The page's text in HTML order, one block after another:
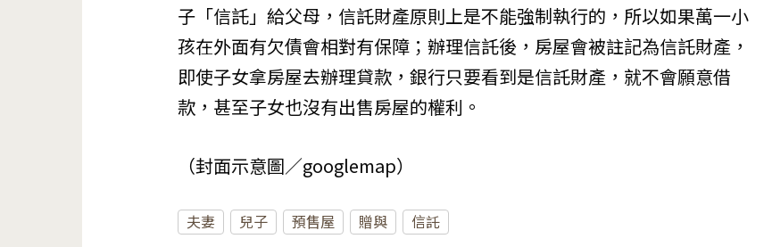
子「信託」給父母，信託財產原則上是不能強制執行的，所以如果萬一小
孩在外面有欠債會相對有保障；辦理信託後，房屋會被註記為信託財產，
即使子女拿房屋去辦理貸款，銀行只要看到是信託財產，就不會願意借
款，甚至子女也沒有出售房屋的權利。
（封面示意圖／googlemap）
夫妻 兒子 預售屋 贈與 信託